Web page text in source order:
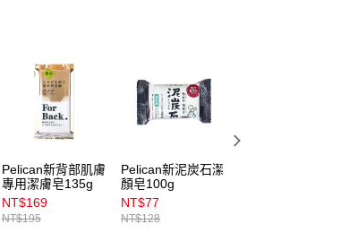
Pelican新背部肌膚
專用潔膚皂135g
NT$169
NT$195
Pelican新泥炭石潔
顏皂100g
NT$77
NT$128